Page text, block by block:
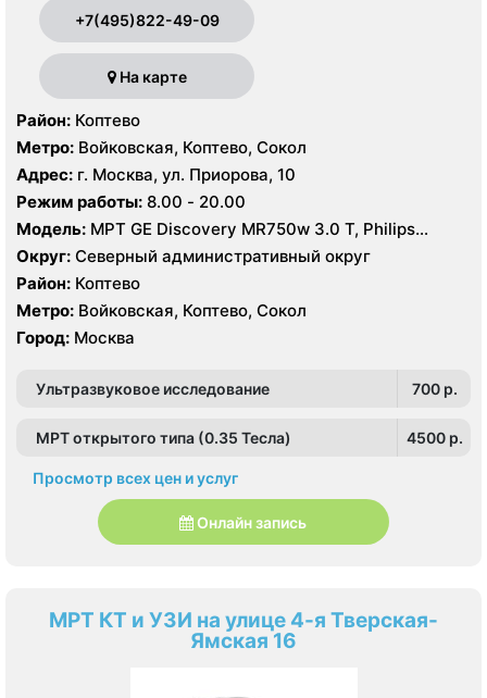
+7(495)822-49-09
На карте
Район: Коптево
Метро: Войковская, Коптево, Сокол
Адрес: г. Москва, ул. Приорова, 10
Режим работы: 8.00 - 20.00
Модель: МРТ GE Discovery MR750w 3.0 T, Philips
Ingenia 1.5 Т, GE Signa Ovation HDx 0.35T, КТ Philips
Ingenuity Elite 128 срезов, GE LightSpeed 64 среза,
Siemens SOMATOM Emotion 16 срезов
Округ: Северный административный округ
Район: Коптево
Метро: Войковская, Коптево, Сокол
Город: Москва
Ультразвуковое исследование 700 p.
МРТ открытого типа (0.35 Тесла) 4500 p.
Просмотр всех цен и услуг
Онлайн запись
МРТ КТ и УЗИ на улице 4-я Тверская-
Ямская 16